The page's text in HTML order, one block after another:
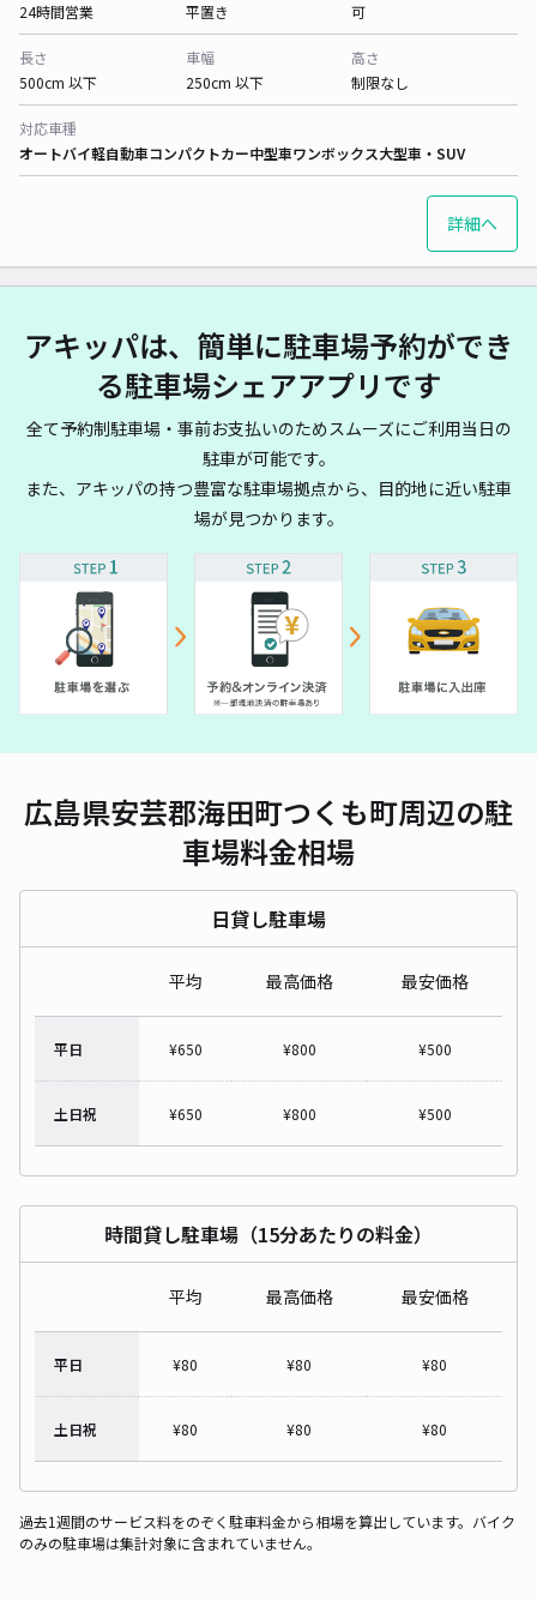
24時間営業
平置き
可
長さ
500cm 以下
車幅
250cm 以下
高さ
制限なし
対応車種
オートバイ軽自動車コンパクトカー中型車ワンボックス大型車・SUV
詳細へ
アキッパは、簡単に駐車場予約ができ
る駐車場シェアアプリです
全て予約制駐車場・事前お支払いのためスムーズにご利用当日の
駐車が可能です。
また、アキッパの持つ豊富な駐車場拠点から、目的地に近い駐車
場が見つかります。
広島県安芸郡海田町つくも町周辺の駐
車場料金相場
日貸し駐車場
平均 最高価格 最安価格
平日 ¥650 ¥800 ¥500
土日祝 ¥650 ¥800 ¥500
時間貸し駐車場（15分あたりの料金）
平均 最高価格 最安価格
平日 ¥80 ¥80 ¥80
土日祝 ¥80 ¥80 ¥80
過去1週間のサービス料をのぞく駐車料金から相場を算出しています。バイク
のみの駐車場は集計対象に含まれていません。